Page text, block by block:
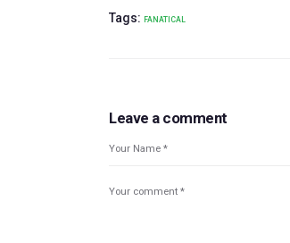
Tags: FANATICAL
Leave a comment